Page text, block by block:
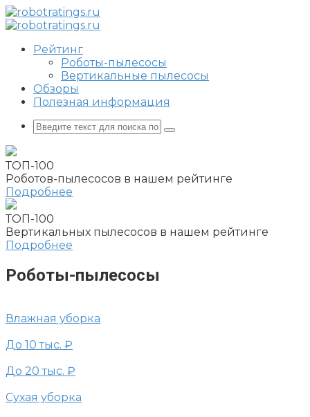
Перейти
к
Рейтинг
Роботы-пылесосы
Вертикальные пылесосы
Обзоры
Полезная информация
Поиск:
ТОП-100
Роботов-пылесосов в нашем рейтинге
Подробнее
ТОП-100
Вертикальных пылесосов в нашем рейтинге
Подробнее
Роботы-пылесосы
Влажная уборка
До 10 тыс. ₽
До 20 тыс. ₽
Сухая уборка